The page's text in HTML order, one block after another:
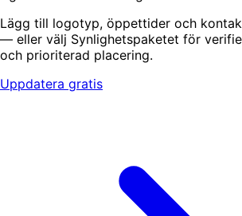
Lägg till logotyp, öppettider och
— eller välj Synlighetspaketet för
och prioriterad placering.
Uppdatera gratis